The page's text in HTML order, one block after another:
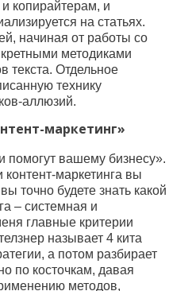
копирайтерам, и
на статьях.
начиная от работы со
методиками
текста. Отдельное
технику
аллюзий.
маркетинг»
помогут вашему бизнесу».
контент-маркетинга вы
точно будете знать какой
– системная и
главные критерии
называет 4 кита
а потом разбирает
по косточкам, давая
методов,